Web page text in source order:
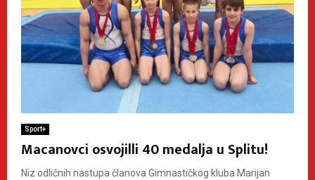
Sport+
Macanovci osvojilli 40 medalja u Splitu!
Niz odličnih nastupa članova Gimnastičkog kluba Marijan